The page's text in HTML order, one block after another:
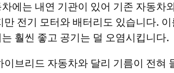
에는 내연 기관이 있어 기존 자동차
만 전기 모터와 배터리도 있습니다.
훨씬 좋고 공기는 덜 오염시킵니다.
이브리드 자동차와 달리 기름이 전혀